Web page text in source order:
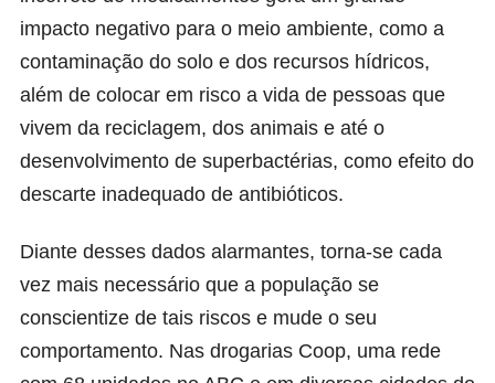
impacto negativo para o meio ambiente, como a
contaminação do solo e dos recursos hídricos,
além de colocar em risco a vida de pessoas que
vivem da reciclagem, dos animais e até o
desenvolvimento de superbactérias, como efeito do
descarte inadequado de antibióticos.
Diante desses dados alarmantes, torna-se cada
vez mais necessário que a população se
conscientize de tais riscos e mude o seu
comportamento. Nas drogarias Coop, uma rede